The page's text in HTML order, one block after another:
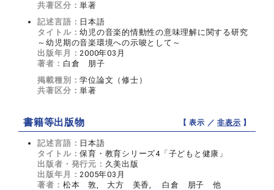
共著区分：単著
記述言語： 日本語
タイトル：幼児の音楽的情動性の意味理解に関する研究
～幼児期の音楽環境への示唆として～
出版年月：2000年03月
著者： 白倉 朋子
掲載種別：学位論文（修士）
共著区分：単著
書籍等出版物 【 表示 ／非表示 】
記述言語： 日本語
タイトル：保育・教育シリーズ4「子どもと健康」
出版者・発行元： 久美出版
出版年月：2005年03月
著者： 松本 敦, 大方 美香, 白倉 朋子 他